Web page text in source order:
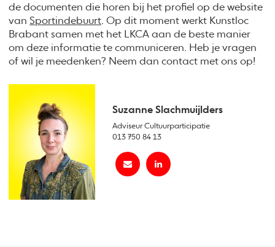
de documenten die horen bij het profiel op de website
vanSportindebuurt. Op dit moment werkt Kunstloc
Brabant samen met het LKCA aan de beste manier
om deze informatie te communiceren. Heb je vragen
of wil je meedenken? Neem dan contact met ons op!
Suzanne Slachmuijlders
Adviseur Cultuurparticipatie
013 750 84 13